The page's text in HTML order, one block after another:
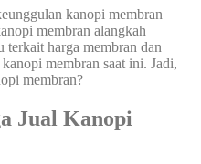
kanopi membran
membran alangkah
harga membran dan
membran saat ini. Jadi,
membran?
Jual Kanopi